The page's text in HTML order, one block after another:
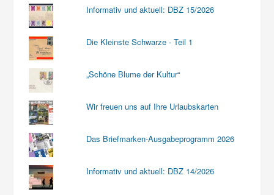
Informativ und aktuell: DBZ 15/2026
Die Kleinste Schwarze - Teil 1
„Schöne Blume der Kultur“
Wir freuen uns auf Ihre Urlaubskarten
Das Briefmarken-Ausgabeprogramm 2026
Informativ und aktuell: DBZ 14/2026